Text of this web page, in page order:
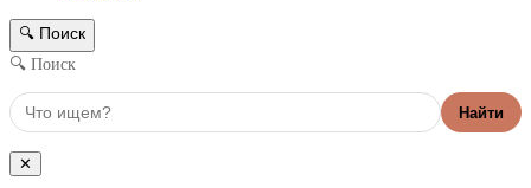
🔍 Поиск
🔍 Поиск
Найти
✕